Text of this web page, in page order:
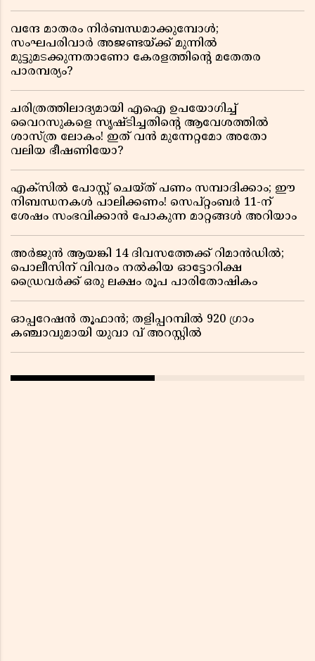
വന്ദേ മാതരം നിർബന്ധമാക്കുമ്പോൾ;
സംഘപരിവാർ അജണ്ടയ്ക്ക് മുന്നിൽ
മുട്ടുമടക്കുന്നതാണോ കേരളത്തിന്റെ മതേതര
പാരമ്പര്യം?
ചരിത്രത്തിലാദ്യമായി എഐ ഉപയോഗിച്ച്
വൈറസുകളെ സൃഷ്ടിച്ചതിന്റെ ആവേശത്തിൽ
ശാസ്ത്ര ലോകം! ഇത് വൻ മുന്നേറ്റമോ അതോ
വലിയ ഭീഷണിയോ?
എക്സിൽ പോസ്റ്റ് ചെയ്ത് പണം സമ്പാദിക്കാം; ഈ
നിബന്ധനകൾ പാലിക്കണം! സെപ്റ്റംബർ 11-ന്
ശേഷം സംഭവിക്കാൻ പോകുന്ന മാറ്റങ്ങൾ അറിയാം
അർജുൻ ആയങ്കി 14 ദിവസത്തേക്ക് റിമാൻഡിൽ;
പൊലീസിന് വിവരം നൽകിയ ഓട്ടോറിക്ഷ
ഡ്രൈവർക്ക് ഒരു ലക്ഷം രൂപ പാരിതോഷികം
ഓപ്പറേഷൻ തൂഫാൻ; തളിപ്പറമ്പിൽ 920 ഗ്രാം
കഞ്ചാവുമായി യുവാ വ് അറസ്റ്റിൽ